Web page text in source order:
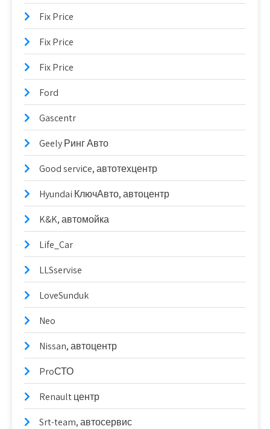
Fix Price
Fix Price
Fix Price
Ford
Gascentr
Geely Ринг Авто
Good serviсe, автотехцентр
Hyundai КлючАвто, автоцентр
K&K, автомойка
Life_Car
LLSservise
LoveSunduk
Neo
Nissan, автоцентр
ProСТО
Renault центр
Srt-team, автосервис